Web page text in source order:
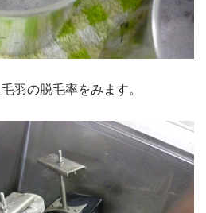
羽の脱毛率をみます。